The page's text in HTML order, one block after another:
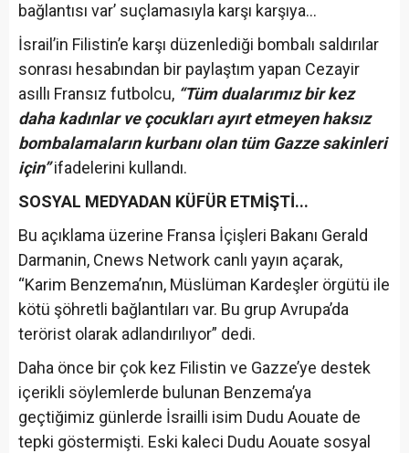
bağlantısı var’ suçlamasıyla karşı karşıya…
İsrail’in Filistin’e karşı düzenlediği bombalı saldırılar
sonrası hesabından bir paylaştım yapan Cezayir
asıllı Fransız futbolcu, “Tüm dualarımız bir kez
daha kadınlar ve çocukları ayırt etmeyen haksız
bombalamaların kurbanı olan tüm Gazze sakinleri
için”ifadelerini kullandı.
SOSYAL MEDYADAN KÜFÜR ETMİŞTİ...
Bu açıklama üzerine Fransa İçişleri Bakanı Gerald
Darmanin, Cnews Network canlı yayın açarak,
“Karim Benzema’nın, Müslüman Kardeşler örgütü ile
kötü şöhretli bağlantıları var. Bu grup Avrupa’da
terörist olarak adlandırılıyor” dedi.
Daha önce bir çok kez Filistin ve Gazze’ye destek
içerikli söylemlerde bulunan Benzema’ya
geçtiğimiz günlerde İsrailli isim Dudu Aouate de
tepki göstermişti. Eski kaleci Dudu Aouate sosyal